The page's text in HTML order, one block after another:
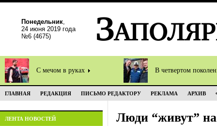
Понедельник,
24 июня 2019 года
№6 (4675)
С мечом в руках В четвертом
ГЛАВНАЯ РЕДАКЦИЯ ПИСЬМО РЕДАКТОРУ РЕКЛАМА АРХИВ
ЛЕНТА НОВОСТЕЙ Люди “живут” на